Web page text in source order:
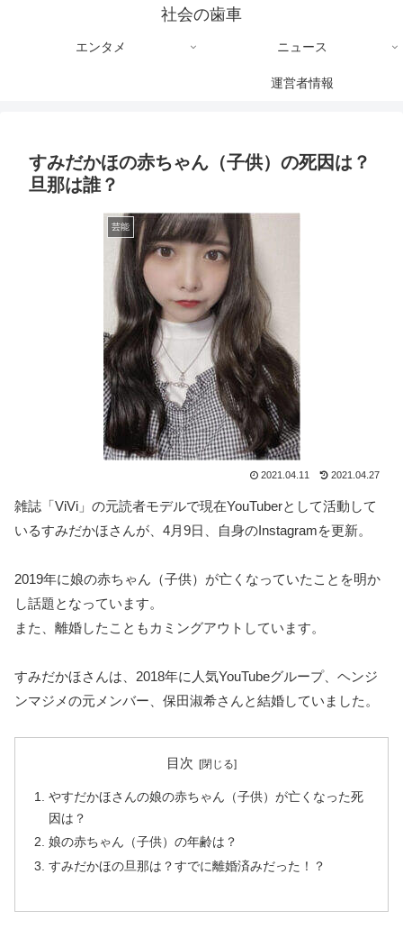
社会の歯車
エンタメ ニュース
運営者情報
すみだかほの赤ちゃん（子供）の死因は？
旦那は誰？
芸能
2021.04.11 2021.04.27
雑誌「ViVi」の元読者モデルで現在YouTuberとして活動して
いるすみだかほさんが、4月9日、自身のInstagramを更新。
2019年に娘の赤ちゃん（子供）が亡くなっていたことを明か
し話題となっています。
また、離婚したこともカミングアウトしています。
すみだかほさんは、2018年に人気YouTubeグループ、ヘンジ
ンマジメの元メンバー、保田淑希さんと結婚していました。
目次
やすだかほさんの娘の赤ちゃん（子供）が亡くなった死
因は？
娘の赤ちゃん（子供）の年齢は？
すみだかほの旦那は？すでに離婚済みだった！？